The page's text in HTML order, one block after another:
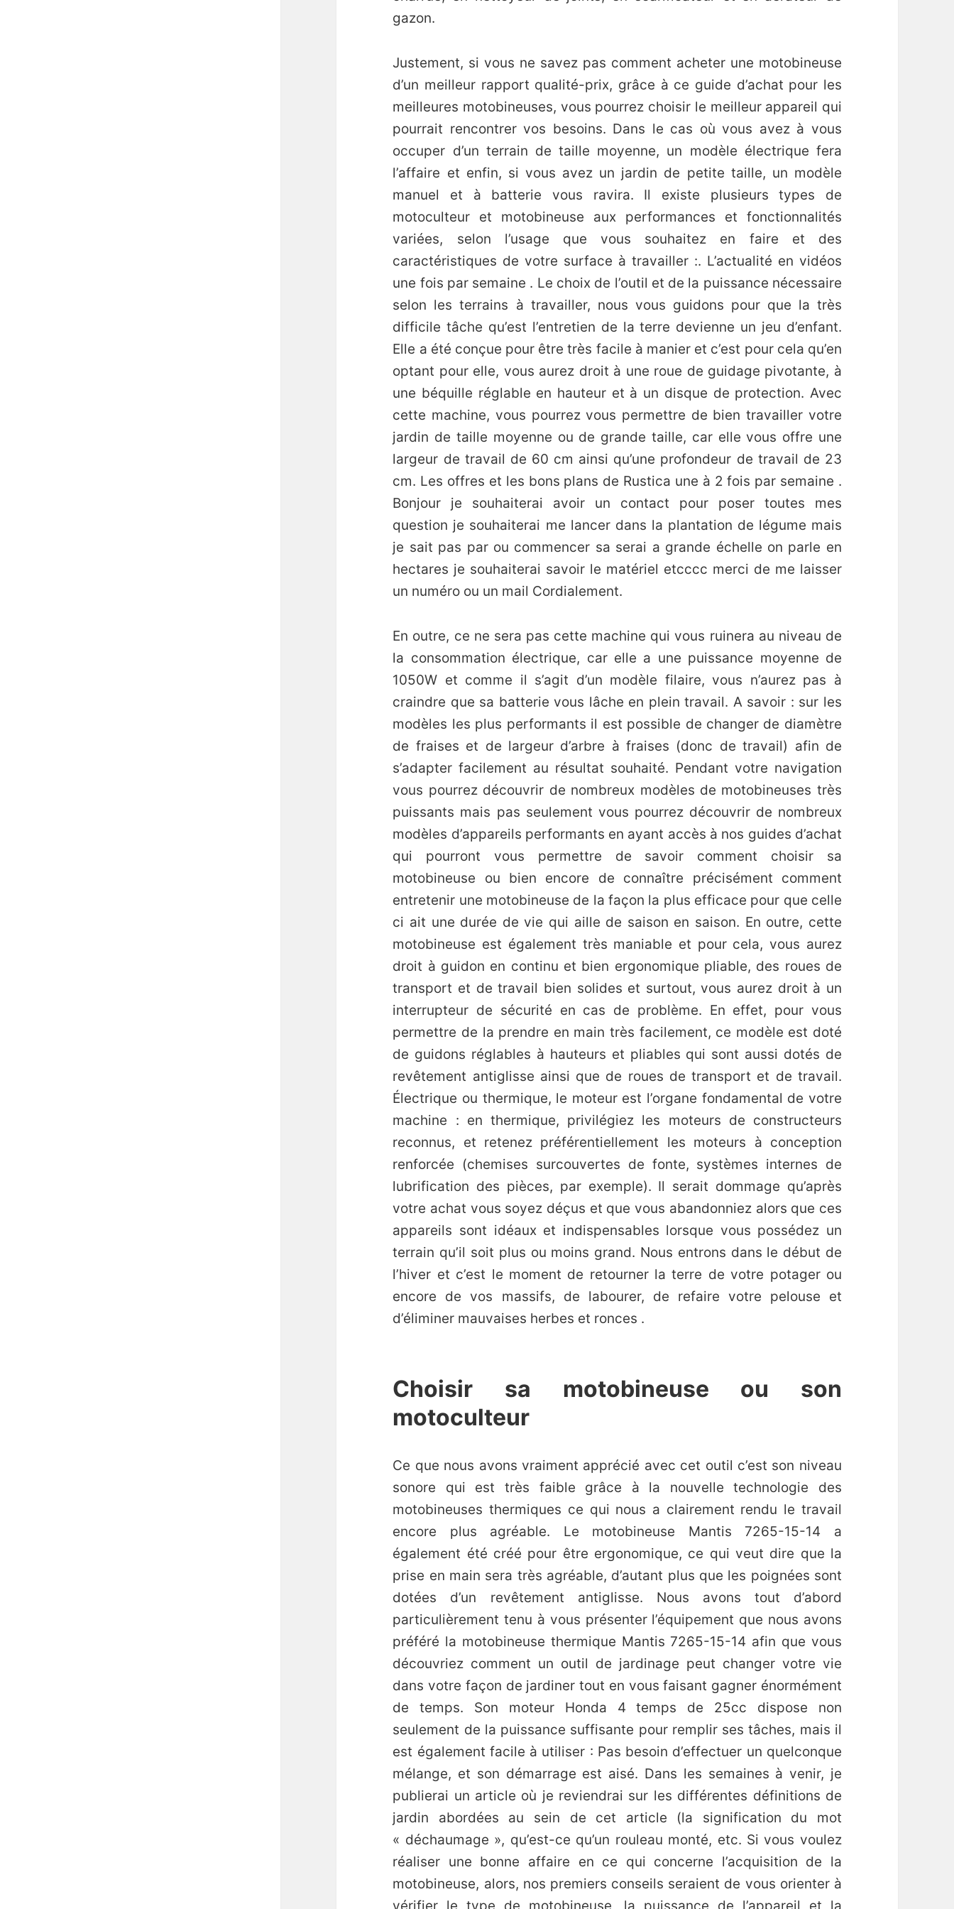
gazon.
Justement, si vous ne savez pas comment acheter une motobineuse
d’un meilleur rapport qualité-prix, grâce à ce guide d’achat pour les
meilleures motobineuses, vous pourrez choisir le meilleur appareil qui
pourrait rencontrer vos besoins. Dans le cas où vous avez à vous
occuper d’un terrain de taille moyenne, un modèle électrique fera
l’affaire et enfin, si vous avez un jardin de petite taille, un modèle
manuel et à batterie vous ravira. Il existe plusieurs types de
motoculteur et motobineuse aux performances et fonctionnalités
variées, selon l’usage que vous souhaitez en faire et des
caractéristiques de votre surface à travailler :. L’actualité en vidéos
une fois par semaine . Le choix de l’outil et de la puissance nécessaire
selon les terrains à travailler, nous vous guidons pour que la très
difficile tâche qu’est l’entretien de la terre devienne un jeu d’enfant.
Elle a été conçue pour être très facile à manier et c’est pour cela qu’en
optant pour elle, vous aurez droit à une roue de guidage pivotante, à
une béquille réglable en hauteur et à un disque de protection. Avec
cette machine, vous pourrez vous permettre de bien travailler votre
jardin de taille moyenne ou de grande taille, car elle vous offre une
largeur de travail de 60 cm ainsi qu’une profondeur de travail de 23
cm. Les offres et les bons plans de Rustica une à 2 fois par semaine .
Bonjour je souhaiterai avoir un contact pour poser toutes mes
question je souhaiterai me lancer dans la plantation de légume mais
je sait pas par ou commencer sa serai a grande échelle on parle en
hectares je souhaiterai savoir le matériel etcccc merci de me laisser
un numéro ou un mail Cordialement.
En outre, ce ne sera pas cette machine qui vous ruinera au niveau de
la consommation électrique, car elle a une puissance moyenne de
1050W et comme il s’agit d’un modèle filaire, vous n’aurez pas à
craindre que sa batterie vous lâche en plein travail. A savoir : sur les
modèles les plus performants il est possible de changer de diamètre
de fraises et de largeur d’arbre à fraises (donc de travail) afin de
s’adapter facilement au résultat souhaité. Pendant votre navigation
vous pourrez découvrir de nombreux modèles de motobineuses très
puissants mais pas seulement vous pourrez découvrir de nombreux
modèles d’appareils performants en ayant accès à nos guides d’achat
qui pourront vous permettre de savoir comment choisir sa
motobineuse ou bien encore de connaître précisément comment
entretenir une motobineuse de la façon la plus efficace pour que celle
ci ait une durée de vie qui aille de saison en saison. En outre, cette
motobineuse est également très maniable et pour cela, vous aurez
droit à guidon en continu et bien ergonomique pliable, des roues de
transport et de travail bien solides et surtout, vous aurez droit à un
interrupteur de sécurité en cas de problème. En effet, pour vous
permettre de la prendre en main très facilement, ce modèle est doté
de guidons réglables à hauteurs et pliables qui sont aussi dotés de
revêtement antiglisse ainsi que de roues de transport et de travail.
Électrique ou thermique, le moteur est l’organe fondamental de votre
machine : en thermique, privilégiez les moteurs de constructeurs
reconnus, et retenez préférentiellement les moteurs à conception
renforcée (chemises surcouvertes de fonte, systèmes internes de
lubrification des pièces, par exemple). Il serait dommage qu’après
votre achat vous soyez déçus et que vous abandonniez alors que ces
appareils sont idéaux et indispensables lorsque vous possédez un
terrain qu’il soit plus ou moins grand. Nous entrons dans le début de
l’hiver et c’est le moment de retourner la terre de votre potager ou
encore de vos massifs, de labourer, de refaire votre pelouse et
d’éliminer mauvaises herbes et ronces .
Choisir sa motobineuse ou son
motoculteur
Ce que nous avons vraiment apprécié avec cet outil c’est son niveau
sonore qui est très faible grâce à la nouvelle technologie des
motobineuses thermiques ce qui nous a clairement rendu le travail
encore plus agréable. Le motobineuse Mantis 7265-15-14 a
également été créé pour être ergonomique, ce qui veut dire que la
prise en main sera très agréable, d’autant plus que les poignées sont
dotées d’un revêtement antiglisse. Nous avons tout d’abord
particulièrement tenu à vous présenter l’équipement que nous avons
préféré la motobineuse thermique Mantis 7265-15-14 afin que vous
découvriez comment un outil de jardinage peut changer votre vie
dans votre façon de jardiner tout en vous faisant gagner énormément
de temps. Son moteur Honda 4 temps de 25cc dispose non
seulement de la puissance suffisante pour remplir ses tâches, mais il
est également facile à utiliser : Pas besoin d’effectuer un quelconque
mélange, et son démarrage est aisé. Dans les semaines à venir, je
publierai un article où je reviendrai sur les différentes définitions de
jardin abordées au sein de cet article (la signification du mot
« déchaumage », qu’est-ce qu’un rouleau monté, etc. Si vous voulez
réaliser une bonne affaire en ce qui concerne l’acquisition de la
motobineuse, alors, nos premiers conseils seraient de vous orienter à